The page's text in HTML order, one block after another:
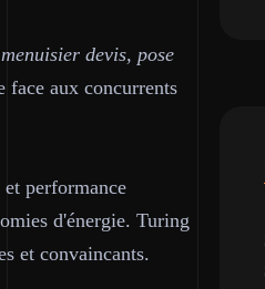
menuisier devis, pose
face aux concurrents
et performance
d'énergie. Turing
et convaincants.